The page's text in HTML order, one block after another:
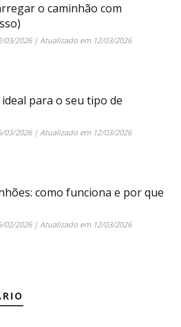
o caminhão com
03/2026| Atualizado em 12/03/2026
para o seu tipo de
03/2026| Atualizado em 12/03/2026
como funciona e por que
02/2026| Atualizado em 12/03/2026